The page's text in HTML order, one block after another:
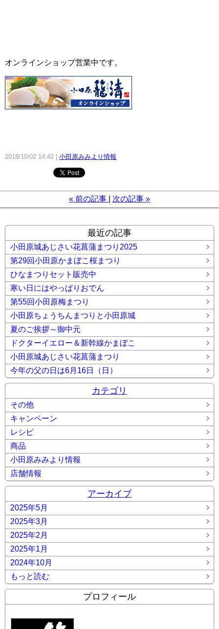
オンラインショップ営業中です。
2018/10/02 14:42 小田原みみより情報
« 前の記事 次の記事 »
最近の記事
小田原城あじさい花菖蒲まつり2025
第29回小田原かまぼこ桜まつり
ひなまつりセット販売中
寒い日にはやっぱりおでん
第55回小田原梅まつり
小田原ちょうちんまつりと小田原城
夏のご挨拶～御中元
ドクターイエロー＆新幹線かまぼこ
小田原城あじさい花菖蒲まつり
今年の父の日は6月16日（日）
カテゴリ
その他
キャンペーン
レシピ
商品
小田原みみより情報
店舗情報
アーカイブ
2025年5月
2025年3月
2025年2月
2025年1月
2024年10月
もっと読む
プロフィール